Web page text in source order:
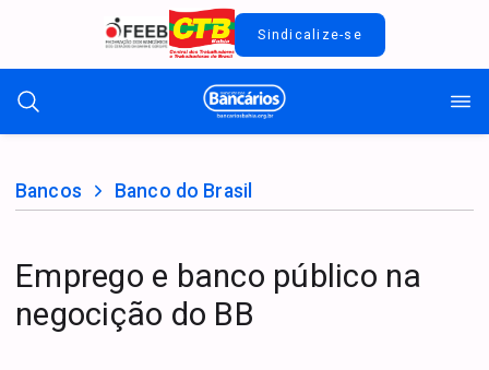
Sindicalize-se
Bancos Banco do Brasil
Emprego e banco público na
negocição do BB